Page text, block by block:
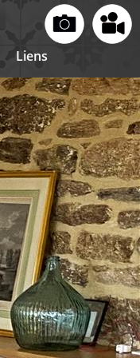
Liens